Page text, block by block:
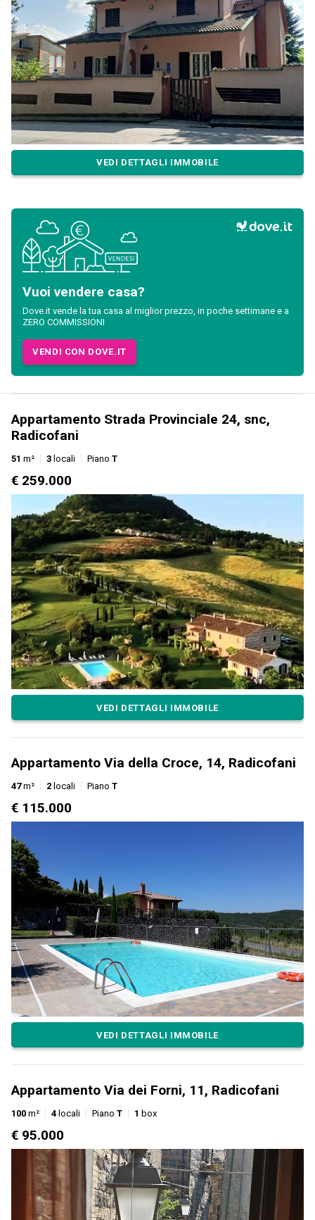
VEDI DETTAGLI IMMOBILE
Vuoi vendere casa?
Dove.it vende la tua casa al miglior prezzo, in poche settimane e a
ZERO COMMISSIONI
VENDI CON DOVE.IT
Appartamento Strada Provinciale 24, snc,
Radicofani
51 m² 3 locali Piano T
€ 259.000
VEDI DETTAGLI IMMOBILE
Appartamento Via della Croce, 14, Radicofani
47m² 2 locali Piano T
€ 115.000
VEDI DETTAGLI IMMOBILE
Appartamento Via dei Forni, 11, Radicofani
100 m² 4 locali Piano T 1 box
€ 95.000